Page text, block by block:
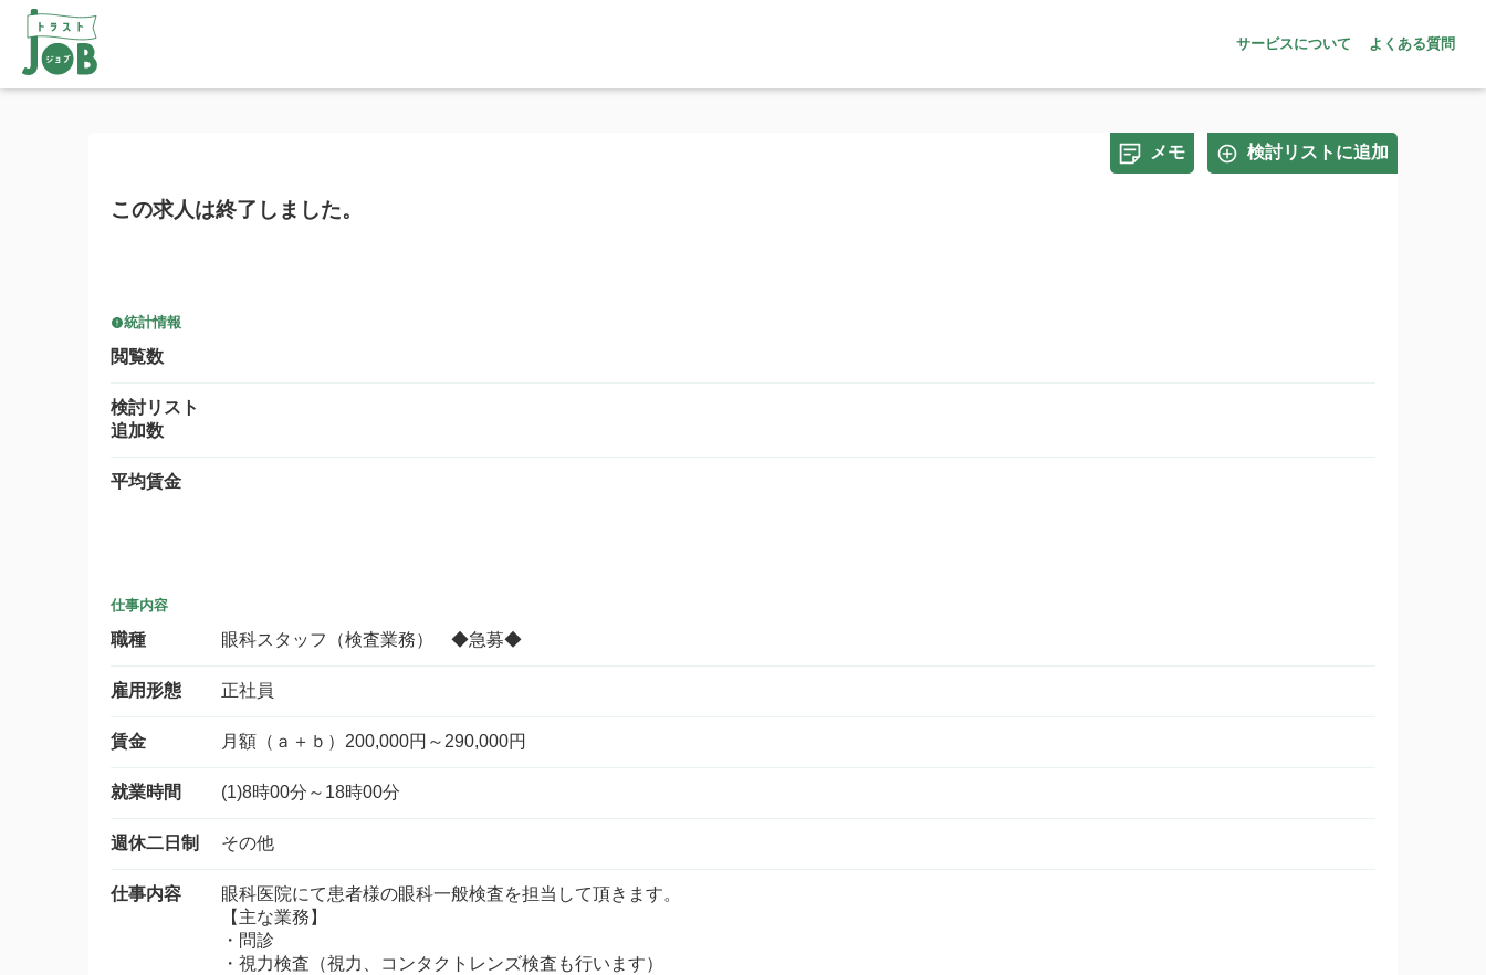
サービスについて よくある質問
メモ 検討リストに追加
この求人は終了しました。
統計情報
閲覧数
検討リスト
追加数
平均賃金
仕事内容
職種 眼科スタッフ（検査業務） ◆急募◆
雇用形態 正社員
賃金 月額（ａ＋ｂ）200,000円～290,000円
就業時間 (1)8時00分～18時00分
週休二日制 その他
仕事内容
眼科医院にて患者様の眼科一般検査を担当して頂きます。
【主な業務】
・問診
・視力検査（視力、コンタクトレンズ検査も行います）